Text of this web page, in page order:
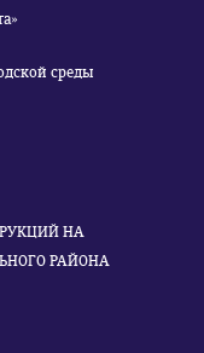
среды
НА
РАЙОНА